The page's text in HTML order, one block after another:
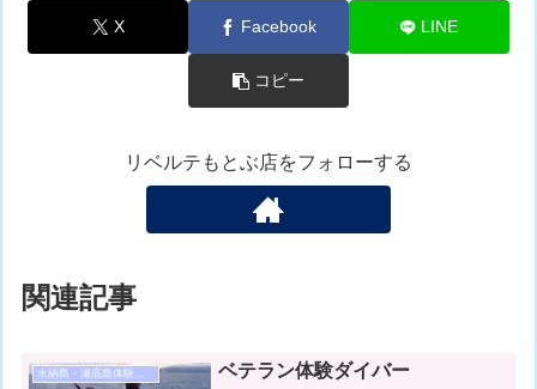
X Facebook LINE
コピー
リベルテもとぶ店をフォローする
関連記事
水納島・瀬底島体験ダイビング ベテラン体験ダイバー